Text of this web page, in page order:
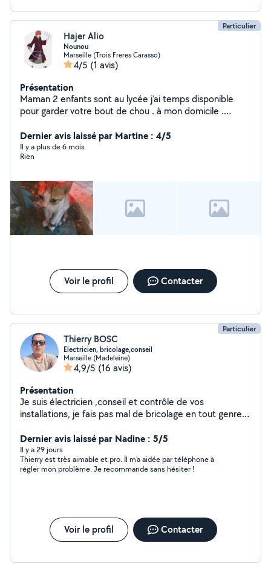
Particulier
Hajer Alio
Nounou
Marseille (Trois Freres Carasso)
4/5 (1 avis)
Présentation
Maman 2 enfants sont au lycée j'ai temps disponible
pour garder votre bout de chou . à mon domicile .
soigneux
Dernier avis laissé par Martine : 4/5
Il y a plus de 6 mois
Rien
Voir le profil Contacter
Particulier
Thierry BOSC
Electricien, bricolage,conseil
Marseille (Madeleine)
4,9/5 (16 avis)
Présentation
Je suis électricien ,conseil et contrôle de vos
installations, je fais pas mal de bricolage en tout genre
petite installation de plomberie .J'ai les outils approprié
pour faire des petits travaux.
Dernier avis laissé par Nadine : 5/5
Il y a 29 jours
Thierry est très aimable et pro. Il m'a aidée par téléphone à
régler mon problème. Je recommande sans hésiter !
Voir le profil Contacter